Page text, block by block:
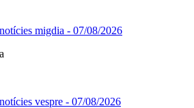
migdia - 07/08/2026
vespre - 07/08/2026